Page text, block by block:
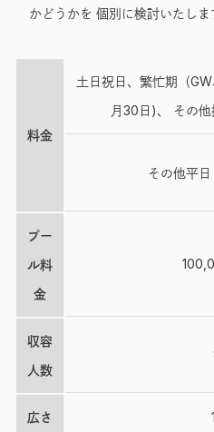
かどうかを 個別に検討いたしま
料金
土日祝日、繁忙期（
月30日)、 その他
その他平日
プー
ル料
金
収容
人数
広さ